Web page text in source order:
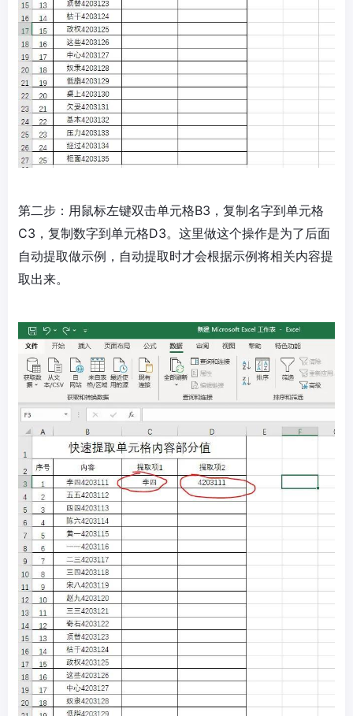
第二步：用鼠标左键双击单元格B3，复制名字到单元格
C3，复制数字到单元格D3。这里做这个操作是为了后面
自动提取做示例，自动提取时才会根据示例将相关内容提
取出来。